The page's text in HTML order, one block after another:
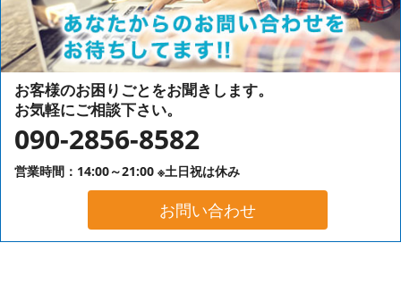
お客様のお困りごとをお聞きします。
お気軽にご相談下さい。
090-2856-8582
営業時間：14:00～21:00 ※土日祝は休み
お問い合わせ